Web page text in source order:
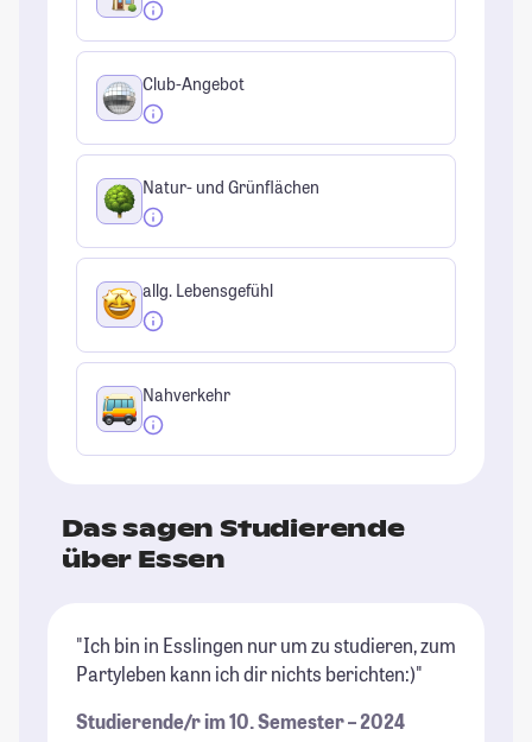
Club-Angebot
Natur- und Grünflächen
allg. Lebensgefühl
Nahverkehr
Das sagen Studierende
über Essen
"Ich bin in Esslingen nur um zu studieren, zum
Partyleben kann ich dir nichts berichten:)"
Studierende/r im 10. Semester – 2024